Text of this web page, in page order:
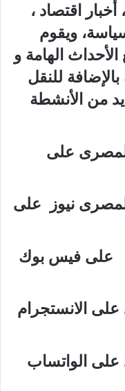
اقتصاد ،
ويقوم
الهامة و
للنقل
من الأنشطة
على
نيوز على
على فيس بوك
على الانستجرام
على الواتساب